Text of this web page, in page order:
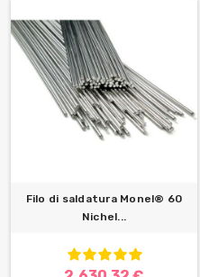
Filo di saldatura Monel® 60
Nichel...